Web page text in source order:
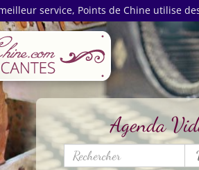
service, Points de Chine utilise
Agenda